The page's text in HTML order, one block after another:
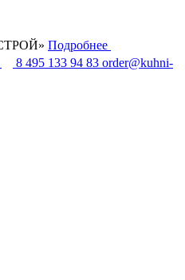
Подробнее
8 495 133 94 83 order@kuhni-